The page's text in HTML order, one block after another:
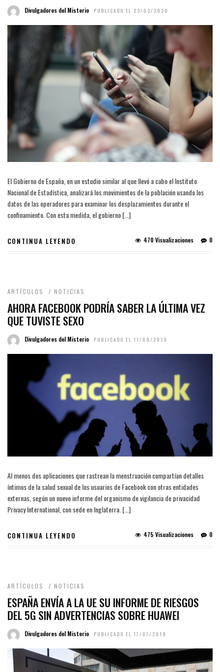
Divulgadores del Misterio PUBLICADO EL 23/03/2020
El Gobierno de España, en un estudio similar al que llevó a cabo el Instituto
Nacional de Estadística, analizará los movimientos de la población usando los
datos de las operadores para examinar los desplazamientos durante el
confinamiento. Con esta medida, el gobierno […]
CONTINUA LEYENDO 0
470 Visualizaciones
ARTÍCULOS / NOTICIAS
AHORA FACEBOOK PODRÍA SABER LA ÚLTIMA VEZ
QUE TUVISTE SEXO
Divulgadores del Misterio PUBLICADO EL 11/09/2019
Al menos dos aplicaciones que rastrean la menstruación compartían detalles
íntimos de la salud sexual de los usuarios de Facebook con otras entidades
externas, según un nuevo informe del organismo de vigilancia de privacidad
Privacy International, con sede en Inglaterra. […]
CONTINUA LEYENDO 0
475 Visualizaciones
ARTÍCULOS / NOTICIAS
ESPAÑA ENVÍA A LA UE SU INFORME DE RIESGOS
DEL 5G SIN ADVERTENCIAS SOBRE HUAWEI
Divulgadores del Misterio PUBLICADO EL 17/07/2019